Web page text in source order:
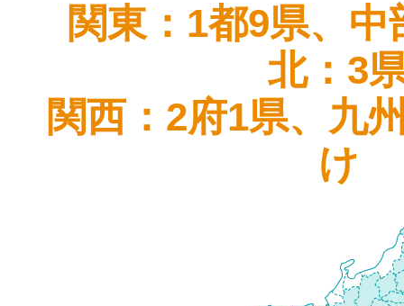
関東：1都9県、
北：3
関西：2府1県、九
け